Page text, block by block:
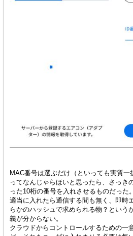
MAC番号は選ぶだけ（といっても実質
ってなんじゃらほいと思ったら、さっき
った10桁の番号を入れさせるものだった。
適当に入れたら通信する間も無く、即時
らかのハッシュで求められる物？という
義が分からない。
クラウドからコントロールするための一